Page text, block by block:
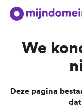
We
Deze pagina